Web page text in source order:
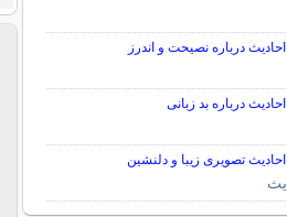
احادیث درباره نصیحت و اندرز
احادیث درباره بد زبانی
احادیث تصویری زیبا و دلنشین